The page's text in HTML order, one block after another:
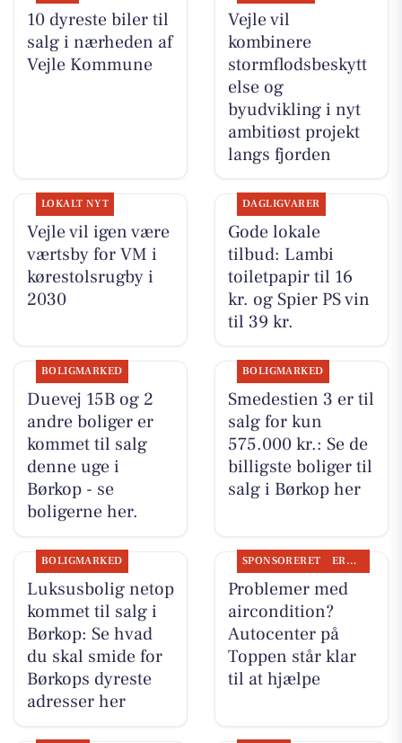
10 dyreste biler til
salg i nærheden af
Vejle Kommune
Vejle vil
kombinere
stormflodsbeskytt
else og
byudvikling i nyt
ambitiøst projekt
langs fjorden
LOKALT NYT
Vejle vil igen være
værtsby for VM i
kørestolsrugby i
2030
DAGLIGVARER
Gode lokale
tilbud: Lambi
toiletpapir til 16
kr. og Spier PS vin
til 39 kr.
BOLIGMARKED
Duevej 15B og 2
andre boliger er
kommet til salg
denne uge i
Børkop - se
boligerne her.
BOLIGMARKED
Smedestien 3 er til
salg for kun
575.000 kr.: Se de
billigste boliger til
salg i Børkop her
BOLIGMARKED
Luksusbolig netop
kommet til salg i
Børkop: Se hvad
du skal smide for
Børkops dyreste
adresser her
SPONSORERET ERHVERV
Problemer med
aircondition?
Autocenter på
Toppen står klar
til at hjælpe